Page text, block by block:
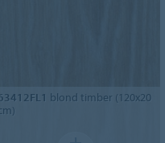
blond timber (120x20